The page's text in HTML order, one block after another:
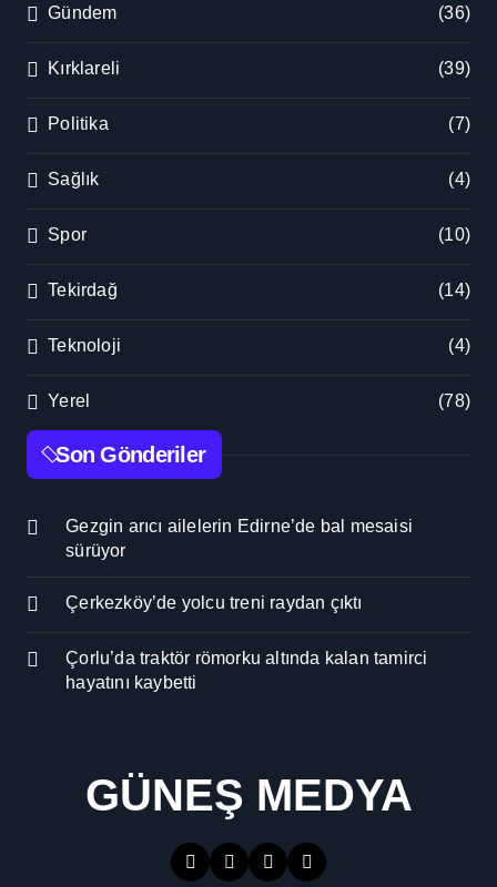
Gündem (36)
Kırklareli (39)
Politika (7)
Sağlık (4)
Spor (10)
Tekirdağ (14)
Teknoloji (4)
Yerel (78)
Son Gönderiler
Gezgin arıcı ailelerin Edirne’de bal mesaisi
sürüyor
Çerkezköy’de yolcu treni raydan çıktı
Çorlu’da traktör römorku altında kalan tamirci
hayatını kaybetti
GÜNEŞ MEDYA